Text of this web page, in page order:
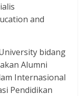
and
bidang
Alumni
Internasional
Pendidikan